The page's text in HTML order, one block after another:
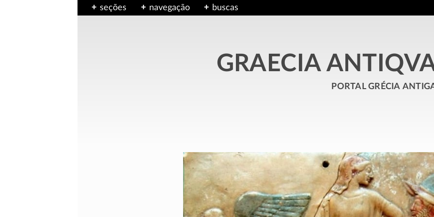
seções navegação buscas
GRAECIA
portal grécia